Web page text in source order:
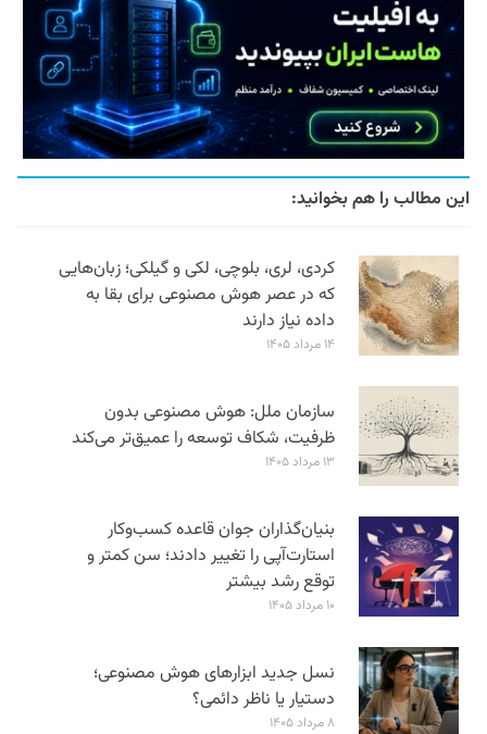
این مطالب را هم بخوانید:
کردی، لری، بلوچی، لکی و گیلکی؛ زبان‌هایی
که در عصر هوش مصنوعی برای بقا به
داده نیاز دارند
۱۴ مرداد ۱۴۰۵
سازمان ملل: هوش مصنوعی بدون
ظرفیت، شکاف توسعه را عمیق‌تر می‌کند
۱۳ مرداد ۱۴۰۵
بنیان‌گذاران جوان قاعده کسب‌وکار
استارت‌آپی را تغییر دادند؛ سن‌ کمتر و
توقع رشد بیشتر
۱۰ مرداد ۱۴۰۵
نسل جدید ابزارهای هوش مصنوعی؛
دستیار یا ناظر دائمی؟
۸ مرداد ۱۴۰۵